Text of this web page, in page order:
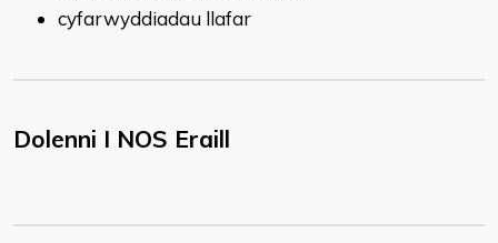
cyfarwyddiadau llafar
Dolenni I NOS Eraill